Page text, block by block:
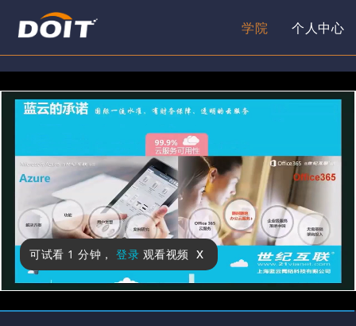
学院 个人中心
可试看 1 分钟 ， 登录 观看视频 x